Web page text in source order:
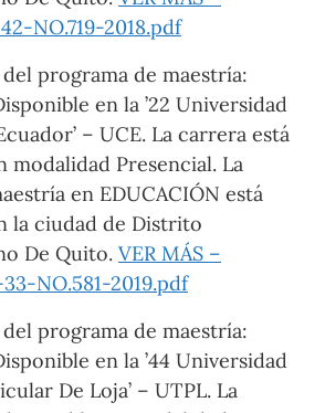
NO.719-2018.pdf
programa de maestría:
en la ’22 Universidad
– UCE. La carrera está
modalidad Presencial. La
en EDUCACIÓN está
la ciudad de Distrito
De Quito. VER MÁS –
NO.581-2019.pdf
programa de maestría:
en la ’44 Universidad
De Loja’ – UTPL. La